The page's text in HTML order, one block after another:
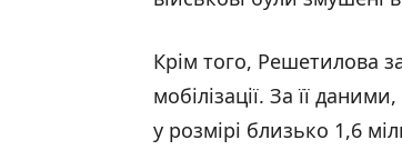
Крім того, Решетилова
мобілізації. За її
у розмірі близько 1,6